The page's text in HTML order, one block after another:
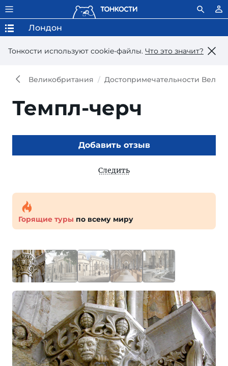
Тонкости используют сookie-файлы. Что это значит?
Лондон
Великобритания Достопримечательности
Темпл-черч
Добавить отзыв
Следить
Горящие туры по всему миру